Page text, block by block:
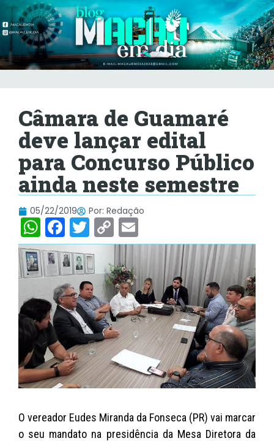
Câmara de Guamaré
deve lançar edital
para Concurso Público
ainda neste semestre
05/22/2019 Por: Redação
W
h
at
s
A
p
p
F
a
c
e
b
o
o
k
T
w
itt
er
C
o
p
y
Li
n
k
m
ai
l
O vereador Eudes Miranda da Fonseca (PR) vai marcar
o seu mandato na presidência da Mesa Diretora da